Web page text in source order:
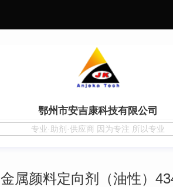
鄂州市安吉康科技有限公司
专业·助剂·供应商 因为专注 所以专业
金属颜料定向剂（油性）